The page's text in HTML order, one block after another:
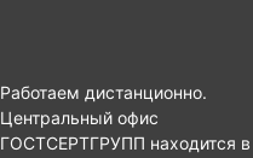
Работаем дистанционно.
Центральный офис
ГОСТСЕРТГРУПП находится в